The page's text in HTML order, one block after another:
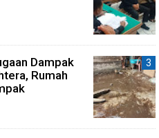
Dampak
Rumah